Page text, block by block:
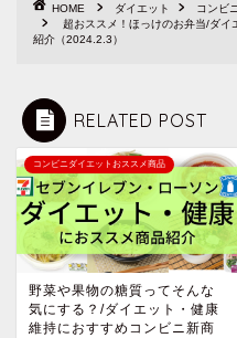
HOME ダイエット
コンビ
超おススメ！ほっけのお弁当/ダイ
紹介（2024.2.3）
RELATED POST
コンビニダイエットおススメ商品
野菜や果物の糖質ってそんな
気にする？/ダイエット・健康
維持におすすめコンビニ新商